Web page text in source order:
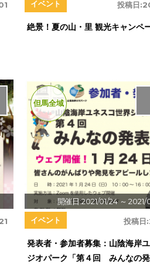
投稿日:
イベント
絶景！夏の山・里 観光キャンペ
開催日:2021/01/24 ～ 2021/
但馬全域
投稿日:
イベント
発表者・参加者募集：山陰海岸
ジオパーク「第４回 みんなの発